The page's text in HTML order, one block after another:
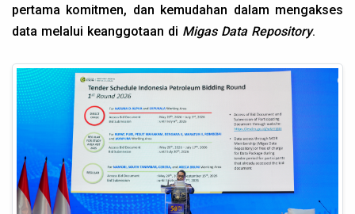
pertama komitmen, dan kemudahan dalam mengakses
data melalui keanggotaan di Migas Data Repository.